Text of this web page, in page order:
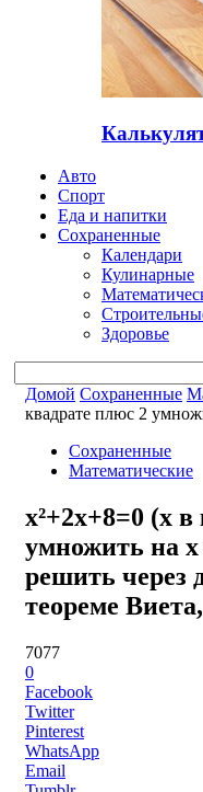
Авто
Спорт
Еда и напитки
Сохраненные
Календари
Кулинарные
Здоровье
Домой Сохраненные
квадрате плюс 2
Сохраненные
Математические
x²+2x+8=0 (x
умножить на
решить через
теореме
7077
0
Facebook
Twitter
Pinterest
WhatsApp
Email